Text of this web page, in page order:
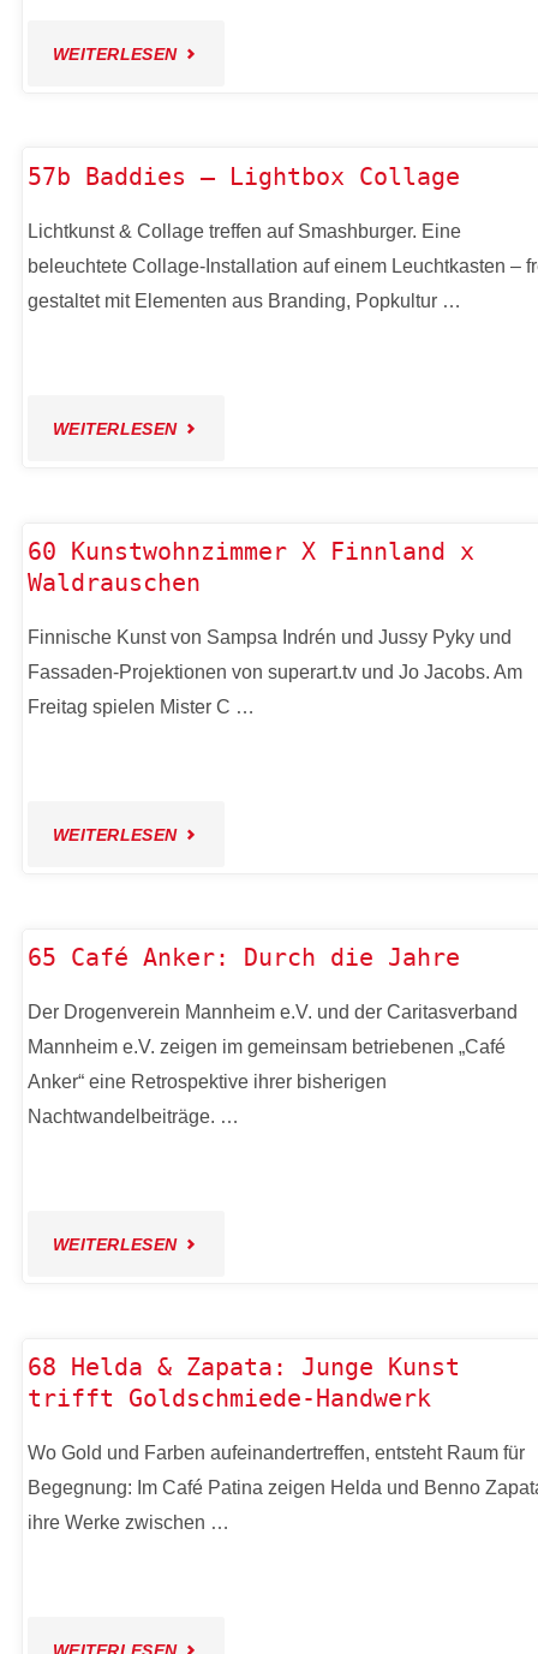
WEITERLESEN"55
&
57b Baddies – Lightbox Collage
Lichtkunst & Collage treffen auf Smashburger. Eine
beleuchtete Collage-Installation auf einem Leuchtkasten –
gestaltet mit Elementen aus Branding, Popkultur …
WEITERLESEN"57B
LIGHTBOX
COLLAGE"
60 Kunstwohnzimmer X Finnland x
Waldrauschen
Finnische Kunst von Sampsa Indrén und Jussy Pyky und
Fassaden-Projektionen von superart.tv und Jo Jacobs. Am
Freitag spielen Mister C …
WEITERLESEN"60
X
WALDRAUSCHEN"
65 Café Anker: Durch die Jahre
Der Drogenverein Mannheim e.V. und der Caritasverband
Mannheim e.V. zeigen im gemeinsam betriebenen „Café
Anker“ eine Retrospektive ihrer bisherigen
Nachtwandelbeiträge. …
WEITERLESEN"65
DURCH
DIE
JAHRE"
68 Helda & Zapata: Junge Kunst
trifft Goldschmiede-Handwerk
Wo Gold und Farben aufeinandertreffen, entsteht Raum für
Begegnung: Im Café Patina zeigen Helda und Benno
ihre Werke zwischen …
"68